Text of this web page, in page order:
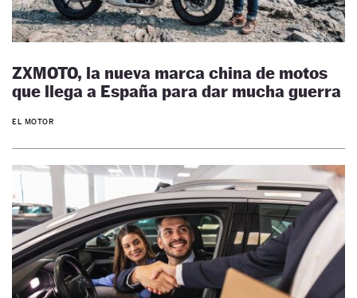
ZXMOTO, la nueva marca china de motos
que llega a España para dar mucha guerra
EL MOTOR